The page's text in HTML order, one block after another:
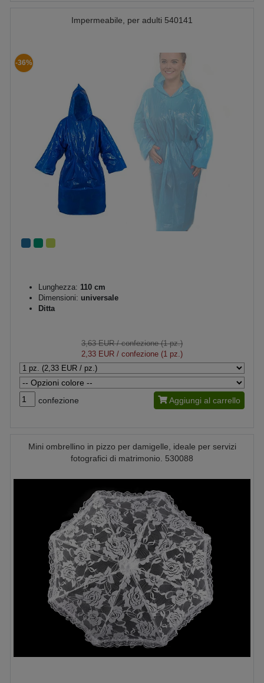
Impermeabile, per adulti 540141
-36%
Lunghezza: 110 cm
Dimensioni: universale
Ditta
3,63 EUR/ confezione (1 pz.)
2,33 EUR / confezione (1 pz.)
confezione Aggiungi al carrello
Mini ombrellino in pizzo per damigelle, ideale per servizi
fotografici di matrimonio. 530088